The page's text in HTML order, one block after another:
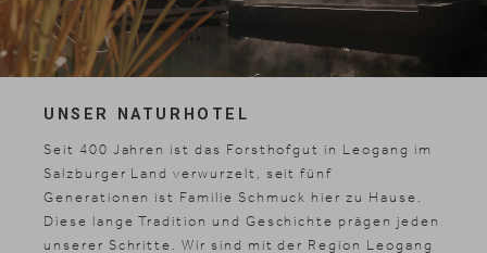
UNSER NATURHOTEL
Seit 400 Jahren ist das Forsthofgut in Leogang im
Salzburger Land verwurzelt, seit fünf
Generationen ist Familie Schmuck hier zu Hause.
Diese lange Tradition und Geschichte prägen jeden
unserer Schritte. Wir sind mit der Region Leogang